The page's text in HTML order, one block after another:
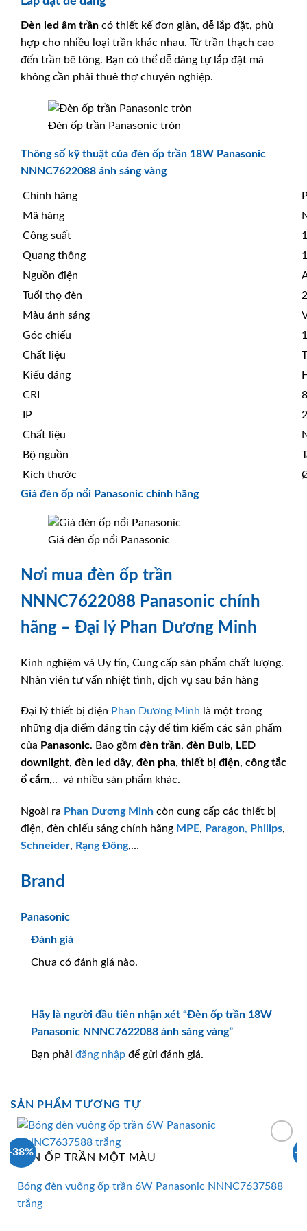
Đèn led âm trần có thiết kế đơn giản, dễ lắp đặt, phù
hợp cho nhiều loại trần khác nhau. Từ trần thạch cao
đến trần bê tông. Bạn có thể dễ dàng tự lắp đặt mà
không cần phải thuê thợ chuyên nghiệp.
Đèn ốp trần Panasonic tròn
Thông số kỹ thuật của đèn ốp trần 18W Panasonic
NNNC7622088 ánh sáng vàng
Chính hãng
Mã hàng
Công suất
Quang thông
Nguồn điện
Tuổi thọ đèn
Màu ánh sáng
Góc chiếu
Chất liệu
Kiểu dáng
CRI
IP
Chất liệu
Bộ nguồn
Kích thước
Giá đèn ốp nổi Panasonic chính hãng
Giá đèn ốp nổi Panasonic
Nơi mua đèn ốp trần
NNNC7622088 Panasonic chính
hãng – Đại lý Phan Dương Minh
Kinh nghiệm và Uy tín, Cung cấp sản phẩm chất lượng.
Nhân viên tư vấn nhiệt tình, dịch vụ sau bán hàng
Đại lý thiết bị điện Phan Dương Minh là một trong
những địa điểm đáng tin cậy để tìm kiếm các sản phẩm
của Panasonic. Bao gồm đèn trần, đèn Bulb, LED
downlight, đèn led dây, đèn pha, thiết bị điện, công tắc
ổ cắm,.. và nhiều sản phẩm khác.
Ngoài ra Phan Dương Minh còn cung cấp các thiết bị
điện, đèn chiếu sáng chính hãng MPE, Paragon, Philips,
Schneider, Rạng Đông,…
Brand
Panasonic
Đánh giá
Chưa có đánh giá nào.
Hãy là người đầu tiên nhận xét “Đèn ốp trần 18W
Panasonic NNNC7622088 ánh sáng vàng”
Bạn phải đăng nhập để gửi đánh giá.
SẢN PHẨM TƯƠNG TỰ
-38%
ĐÈN ỐP TRẦN MỘT MÀU
Bóng đèn vuông ốp trần 6W Panasonic NNNC7637588
trắng
-